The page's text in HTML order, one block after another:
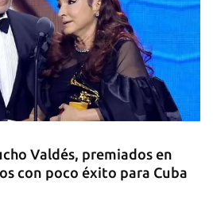
Valdés, premiados en
con poco éxito para Cuba